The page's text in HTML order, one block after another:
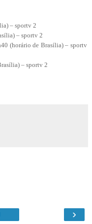
– sportv 2
– sportv 2
(horário de Brasília) – sportv
– sportv 2
›